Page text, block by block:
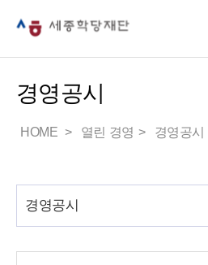
경영공시
HOME 열린 경영 경영공시